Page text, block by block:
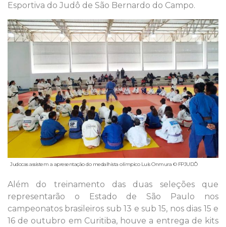
Esportiva do Judô de São Bernardo do Campo.
Judocas assistem a apresentação do medalhista olímpico Luís Onmura © FPJUDÔ
Além do treinamento das duas seleções que
representarão o Estado de São Paulo nos
campeonatos brasileiros sub 13 e sub 15, nos dias 15 e
16 de outubro em Curitiba, houve a entrega de kits